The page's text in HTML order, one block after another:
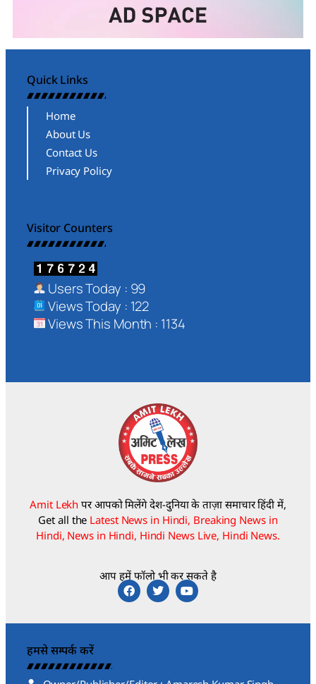
Quick Links
Home
About Us
Contact Us
Privacy Policy
Visitor Counters
Users Today : 99
Views Today : 122
Views This Month : 1134
Amit Lekh पर आपको मिलेंगे देश-दुनिया के ताज़ा समाचार हिंदी में,
Get all the Latest News in Hindi, Breaking News in
Hindi, News in Hindi, Hindi News Live, Hindi News.
आप हमें फॉलो भी कर सकते है
हमसे सम्पर्क करें